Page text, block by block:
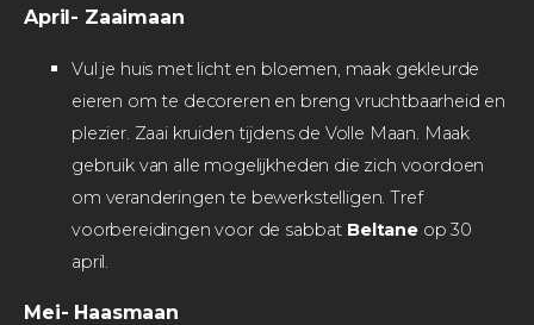
April- Zaaimaan
Vul je huis met licht en bloemen, maak gekleurde
eieren om te decoreren en breng vruchtbaarheid en
plezier. Zaai kruiden tijdens de Volle Maan. Maak
gebruik van alle mogelijkheden die zich voordoen
om veranderingen te bewerkstelligen. Tref
voorbereidingen voor de sabbat Beltaneop 30
april.
Mei- Haasmaan